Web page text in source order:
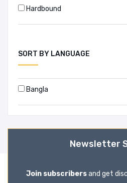
Hardbound
SORT BY LANGUAGE
Bangla
Newsletter
Join subscribersand get